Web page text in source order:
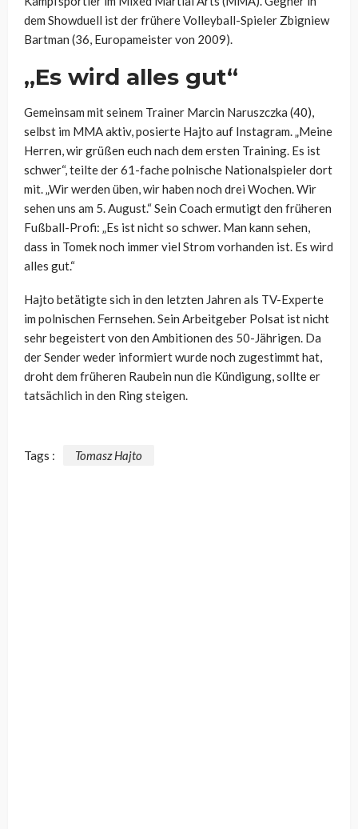
dem Showduell ist der frühere Volleyball-Spieler Zbigniew
Bartman (36, Europameister von 2009).
„Es wird alles gut“
Gemeinsam mit seinem Trainer Marcin Naruszczka (40),
selbst im MMA aktiv, posierte Hajto auf Instagram. „Meine
Herren, wir grüßen euch nach dem ersten Training. Es ist
schwer“, teilte der 61-fache polnische Nationalspieler dort
mit. „Wir werden üben, wir haben noch drei Wochen. Wir
sehen uns am 5. August.“ Sein Coach ermutigt den früheren
Fußball-Profi: „Es ist nicht so schwer. Man kann sehen,
dass in Tomek noch immer viel Strom vorhanden ist. Es wird
alles gut.“
Hajto betätigte sich in den letzten Jahren als TV-Experte
im polnischen Fernsehen. Sein Arbeitgeber Polsat ist nicht
sehr begeistert von den Ambitionen des 50-Jährigen. Da
der Sender weder informiert wurde noch zugestimmt hat,
droht dem früheren Raubein nun die Kündigung, sollte er
tatsächlich in den Ring steigen.
Tags : Tomasz Hajto